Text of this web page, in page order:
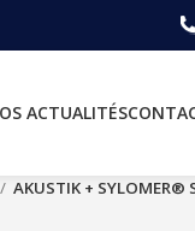
ACTUALITÉS
AKUSTIK + SYLOMER®